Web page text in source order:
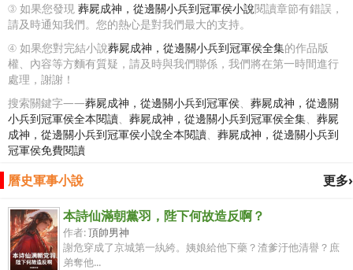
③ 如果您發現 葬屍成神，從邊關小兵到冠軍侯小說閱讀章節有錯誤，
請及時通知我們。您的熱心是對我們最大的支持。
④ 如果您對完結小說葬屍成神，從邊關小兵到冠軍侯全集的作品版
權、內容等方麵有質疑，請及時與我們聯係，我們將在第一時間進行
處理，謝謝！
搜索關鍵字——葬屍成神，從邊關小兵到冠軍侯、 葬屍成神，從邊關
小兵到冠軍侯全本閱讀、 葬屍成神，從邊關小兵到冠軍侯全集、 葬屍
成神，從邊關小兵到冠軍侯小說全本閱讀、 葬屍成神，從邊關小兵到
冠軍侯免費閱讀
更多›
曆史軍事小說
本詩仙滿朝黨羽，陛下何故造反啊？
作者:頂帥男神
謝危穿成了京城第一紈絝。姨娘給他下藥？渣爹汙他清譽？庶
弟奪他...